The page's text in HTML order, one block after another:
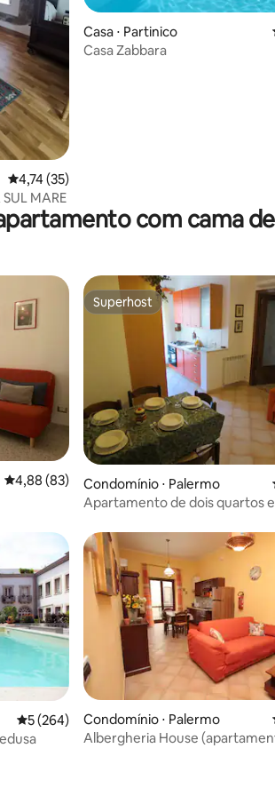
4,74 de uma avaliação média de 5, 35
4,74 (35)
SUL MARE
Casa ⋅ Partinico
Casa Zabbara
com cama
4,88 de uma avaliação média de 5, 83
4,88 (83)
Superhost
Superhost
Condomínio ⋅ Palermo
Apartamento de dois quartos
hóspedes
5 de uma avaliação média de 5, 264
5 (264)
Condomínio ⋅ Palermo
Albergheria House